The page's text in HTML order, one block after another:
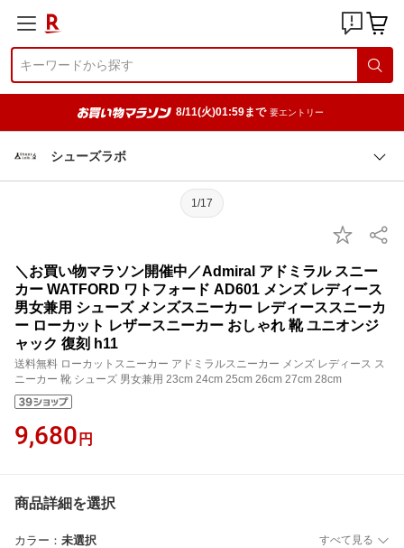
8/11(火)01:59まで 要エントリー
シューズラボ
1/17
＼お買い物マラソン開催中／Admiral アドミラル スニー
カー WATFORD ワトフォード AD601 メンズ レディース
男女兼用 シューズ メンズスニーカー レディーススニーカ
ー ローカット レザースニーカー おしゃれ 靴 ユニオンジ
ャック 復刻 h11
送料無料 ローカットスニーカー アドミラルスニーカー メンズ レディース ス
ニーカー 靴 シューズ 男女兼用 23cm 24cm 25cm 26cm 27cm 28cm
9,680 円
商品詳細を選択
カラー ： 未選択 すべて見る